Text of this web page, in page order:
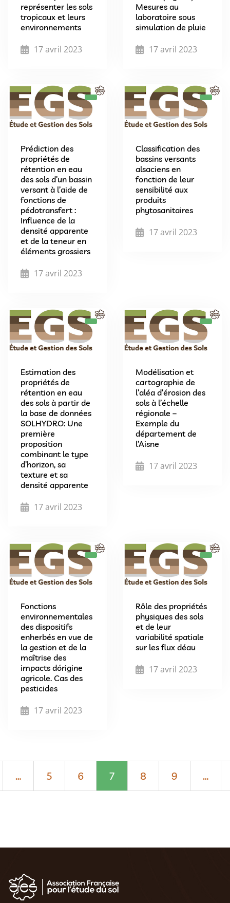
représenter les sols
tropicaux et leurs
environnements
17 avril 2023
Mesures au
laboratoire sous
simulation de pluie
17 avril 2023
Prédiction des
propriétés de
rétention en eau
des sols d’un bassin
versant à l’aide de
fonctions de
pédotransfert :
Influence de la
densité apparente
et de la teneur en
éléments grossiers
17 avril 2023
Classification des
bassins versants
alsaciens en
fonction de leur
sensibilité aux
produits
phytosanitaires
17 avril 2023
Estimation des
propriétés de
rétention en eau
des sols à partir de
la base de données
SOLHYDRO: Une
première
proposition
combinant le type
d’horizon, sa
texture et sa
densité apparente
17 avril 2023
Modélisation et
cartographie de
l’aléa d’érosion des
sols à l’échelle
régionale –
Exemple du
département de
l’Aisne
17 avril 2023
Fonctions
environnementales
des dispositifs
enherbés en vue de
la gestion et de la
maîtrise des
impacts dórigine
agricole. Cas des
pesticides
17 avril 2023
Rôle des propriétés
physiques des sols
et de leur
variabilité spatiale
sur les flux déau
17 avril 2023
… 5 6 7 8 9 …